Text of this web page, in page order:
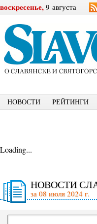
воскресенье, 9 августа
НОВОСТИ РЕЙТИНГИ
Loading...
НОВОСТИ
за 08 июля 2024 г.